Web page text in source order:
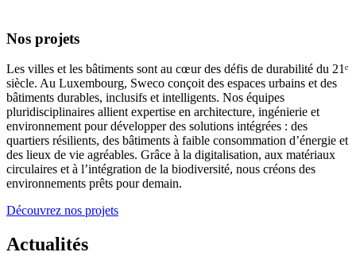
Nos projets
Les villes et les bâtiments sont au cœur des défis de durabilité du 21ᵉ
siècle. Au Luxembourg, Sweco conçoit des espaces urbains et des
bâtiments durables, inclusifs et intelligents. Nos équipes
pluridisciplinaires allient expertise en architecture, ingénierie et
environnement pour développer des solutions intégrées : des
quartiers résilients, des bâtiments à faible consommation d’énergie et
des lieux de vie agréables. Grâce à la digitalisation, aux matériaux
circulaires et à l’intégration de la biodiversité, nous créons des
environnements prêts pour demain.
Découvrez nos projets
Actualités